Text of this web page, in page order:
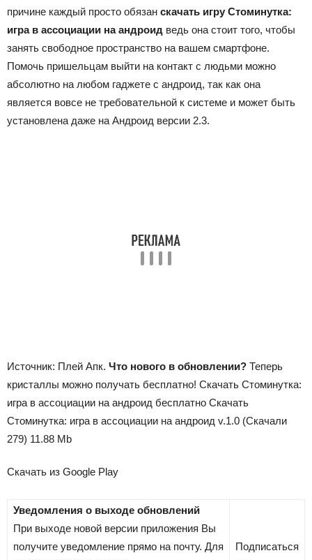
причине каждый просто обязан скачать игру Стоминутка:
игра в ассоциации на андроид ведь она стоит того, чтобы
занять свободное пространство на вашем смартфоне.
Помочь пришельцам выйти на контакт с людьми можно
абсолютно на любом гаджете с андроид, так как она
является вовсе не требовательной к системе и может быть
установлена даже на Андроид версии 2.3.
Источник: Плей Апк. Что нового в обновлении? Теперь
кристаллы можно получать бесплатно! Скачать Стоминутка:
игра в ассоциации на андроид бесплатно Скачать
Стоминутка: игра в ассоциации на андроид v.1.0 (Скачали
279) 11.88 Mb
Скачать из Google Play
Уведомления о выходе обновлений
При выходе новой версии приложения Вы
получите уведомление прямо на почту. Для
Подписаться